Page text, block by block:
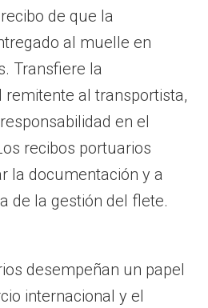
de que la
al muelle en
Transfiere la
remitente al transportista,
en el
recibos portuarios
la documentación y a
de la gestión del flete.
desempeñan un papel
internacional y el